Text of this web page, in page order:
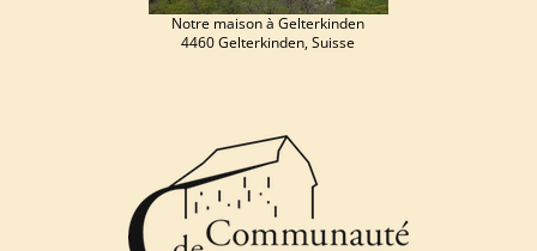
Notre maison à Gelterkinden
4460 Gelterkinden, Suisse